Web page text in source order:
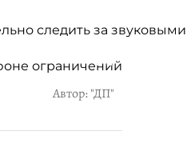
следить за
Автор: "ДП"